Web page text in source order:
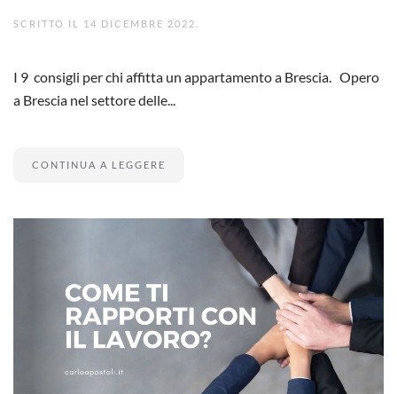
SCRITTO IL 14 DICEMBRE 2022
I 9 consigli per chi affitta un appartamento a Brescia. Opero
a Brescia nel settore delle...
CONTINUA A LEGGERE